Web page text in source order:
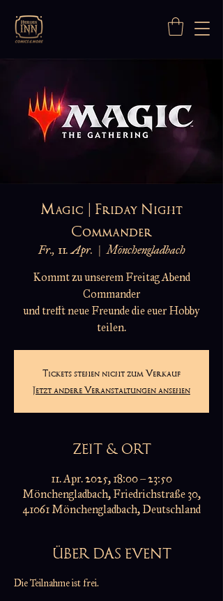
Magic | Friday Night
Commander
Fr., 11. Apr.
  |
Mönchengladbach
Kommt zu unserem Freitag Abend
Commander
und trefft neue Freunde die euer Hobby
teilen.
Tickets stehen nicht zum Verkauf
Jetzt andere Veranstaltungen ansehen
ZEIT & ORT
11. Apr. 2025, 18:00 – 23:50
Mönchengladbach, Friedrichstraße 30,
41061 Mönchengladbach, Deutschland
ÜBER DAS EVENT
Die Teilnahme ist frei.